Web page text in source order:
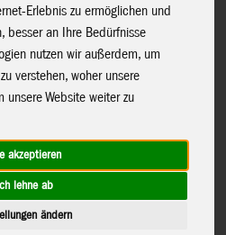
Erlebnis zu ermöglichen und
besser an Ihre Bedürfnisse
nutzen wir außerdem, um
verstehen, woher unsere
Website weiter zu
akzeptieren
lehne ab
ändern
Spinner Ersatz